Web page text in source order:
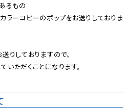
るもの
ラーコピーのポップをお送りしておりま
りしておりますので、
ただくことになります。